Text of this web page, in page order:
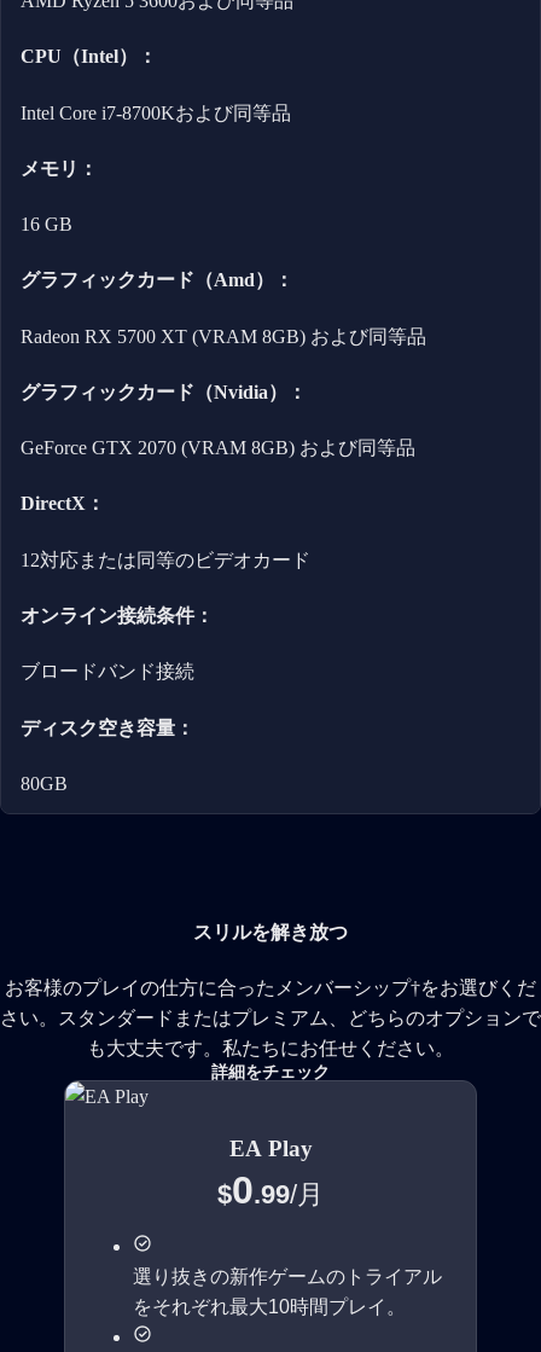
CPU（Intel）：
Intel Core i7-8700Kおよび同等品
メモリ：
16 GB
グラフィックカード（Amd）：
Radeon RX 5700 XT (VRAM 8GB) および同等品
グラフィックカード（Nvidia）：
GeForce GTX 2070 (VRAM 8GB) および同等品
DirectX：
12対応または同等のビデオカード
オンライン接続条件：
ブロードバンド接続
ディスク空き容量：
80GB
スリルを解き放つ
お客様のプレイの仕方に合ったメンバーシップ†をお選びくだ
さい。スタンダードまたはプレミアム、どちらのオプションで
も大丈夫です。私たちにお任せください。
詳細をチェック
EA Play
$0.99/月
選り抜きの新作ゲームのトライアル
をそれぞれ最大10時間プレイ。